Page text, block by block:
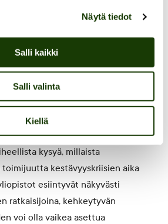
Näytä tiedot
Salli kaikki
Salli valinta
Kiellä
tiedon nopea tuottaminen
ja
kysyä, millaista
kestävyyskriisien aika
esiintyvät näkyvästi
ratkaisijoina, kehkeytyvän
voi olla vaikea asettua